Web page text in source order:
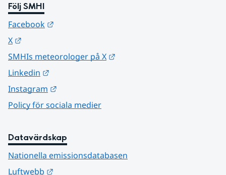
Följ SMHI
Facebook
X
SMHIs meteorologer på X
Linkedin
Instagram
Policy för sociala medier
Datavärdskap
Nationella emissionsdatabasen
Luftwebb